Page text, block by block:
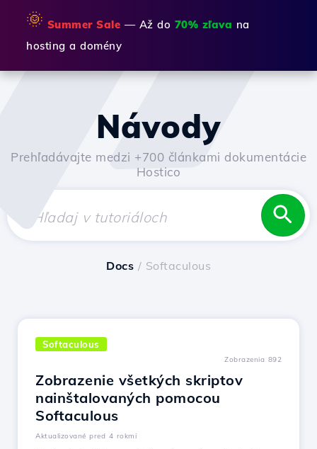
🌞 Summer Sale — Až do 70% zľava na
hosting a domény
Návody
Prehľadávajte medzi +700 článkami dokumentácie
Hostico
Docs / Softaculous
Softaculous
Zobrazenia 892
Zobrazenie všetkých skriptov
nainštalovaných pomocou
Softaculous
Aktualizované pred 4 rokmi